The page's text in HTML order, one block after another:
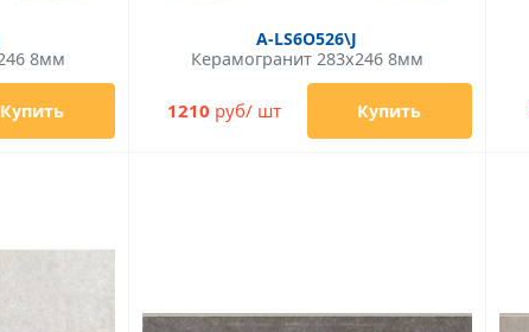
8мм
Купить
A-LS6O526\J
Керамогранит 283x246 8мм
1210 руб/ шт Купить